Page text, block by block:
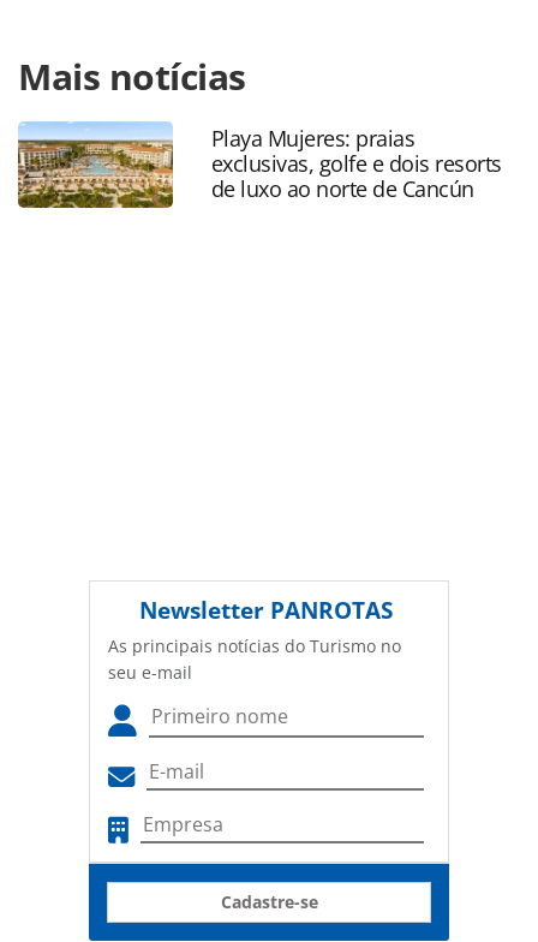
https://www.panrotas.com.br/hotelaria/inauguracoes/
bunyola-hotel-de-richard-branson-abre-em-
maiorca_197702.html ou as ferramentas oferecidas na
página. Todo o conteúdo produzido pela PANROTAS
Editora é protegido pela legislação brasileira sobre direito
autoral. Não reproduza o conteúdo sem autorização da
Mais notícias
Playa Mujeres: praias
exclusivas, golfe e dois resorts
de luxo ao norte de Cancún
Newsletter PANROTAS
As principais notícias do Turismo no
seu e-mail
Cadastre-se